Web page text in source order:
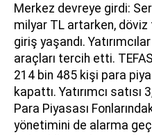
Merkez devreye girdi:
milyar TL artarken, döviz
giriş yaşandı.
araçları tercih etti.
214 bin 485 kişi para
kapattı. Yatırımcı
Para Piyasası
yönetimini de alarma